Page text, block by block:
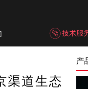
渠道生态
产